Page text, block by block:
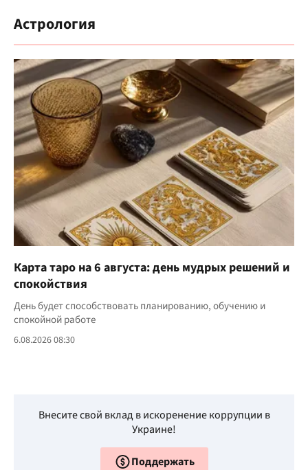
Астрология
Карта таро на 6 августа: день мудрых решений и
спокойствия
День будет способствовать планированию, обучению и
спокойной работе
6.08.2026 08:30
Внесите свой вклад в искоренение коррупции в
Украине!
Поддержать